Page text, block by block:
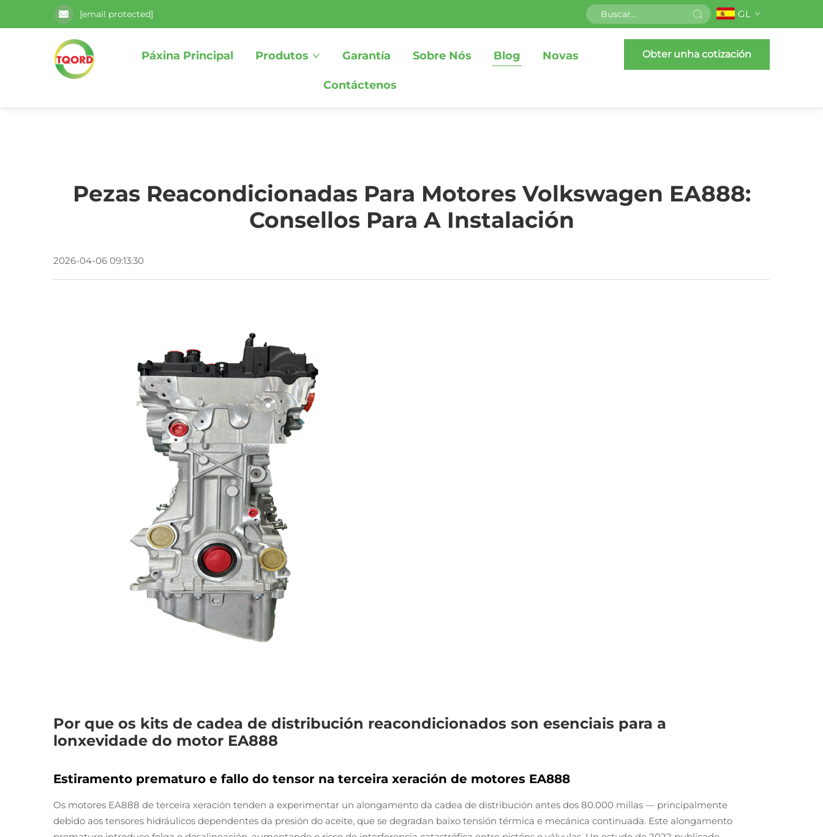
[email protected] GL
Páxina Principal Produtos Garantía Sobre Nós Blog Novas
Contáctenos
Obter unha cotización
Pezas Reacondicionadas Para Motores Volkswagen EA888:
Consellos Para A Instalación
2026-04-06 09:13:30
Por que os kits de cadea de distribución reacondicionados son esenciais para a
lonxevidade do motor EA888
Estiramento prematuro e fallo do tensor na terceira xeración de motores EA888
Os motores EA888 de terceira xeración tenden a experimentar un alongamento da cadea de distribución antes dos 80.000 millas — principalmente
debido aos tensores hidráulicos dependentes da presión do aceite, que se degradan baixo tensión térmica e mecánica continuada. Este alongamento